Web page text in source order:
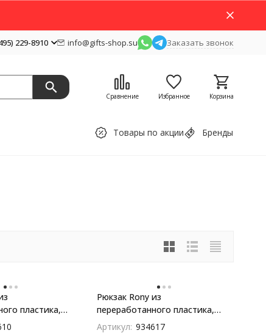
229-8910 info@gifts-shop.su Заказать звонок
Сравнение Избранное Корзина
Товары по акции Бренды
пластика,
Рюкзак Rony из
переработанного пластика,
черный
Артикул: 934617